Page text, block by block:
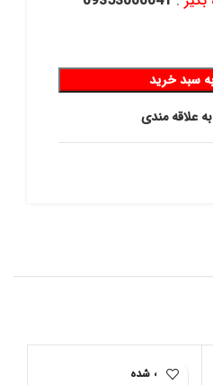
سبد خرید
علاقه مندی
فروخته شده